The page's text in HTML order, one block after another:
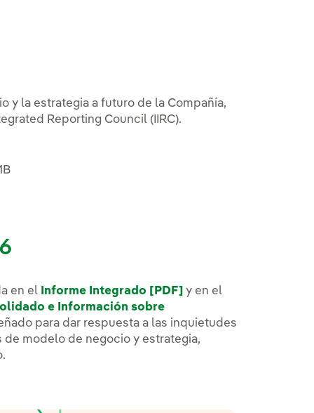
y la estrategia a futuro de la Compañía,
Reporting Council (IIRC).
en el Informe Integrado [PDF]y en el
e Información sobre
para dar respuesta a las inquietudes
modelo de negocio y estrategia,